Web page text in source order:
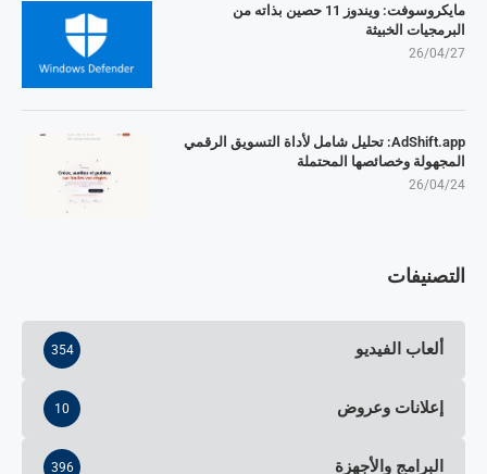
مايكروسوفت: ويندوز 11 حصين بذاته من
البرمجيات الخبيثة
26/04/27
AdShift.app: تحليل شامل لأداة التسويق الرقمي
المجهولة وخصائصها المحتملة
26/04/24
التصنيفات
ألعاب الفيديو 354
إعلانات وعروض 10
البرامج والأجهزة 396